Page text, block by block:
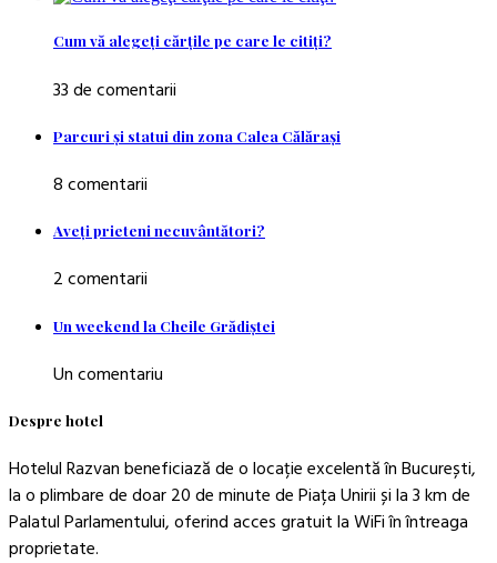
Cum vă alegeţi cărţile pe care le citiţi?
33 de comentarii
Parcuri şi statui din zona Calea Călăraşi
8 comentarii
Aveţi prieteni necuvântători?
2 comentarii
Un weekend la Cheile Grădiştei
Un comentariu
Despre hotel
Hotelul Razvan beneficiază de o locație excelentă în București,
la o plimbare de doar 20 de minute de Piața Unirii și la 3 km de
Palatul Parlamentului, oferind acces gratuit la WiFi în întreaga
proprietate.